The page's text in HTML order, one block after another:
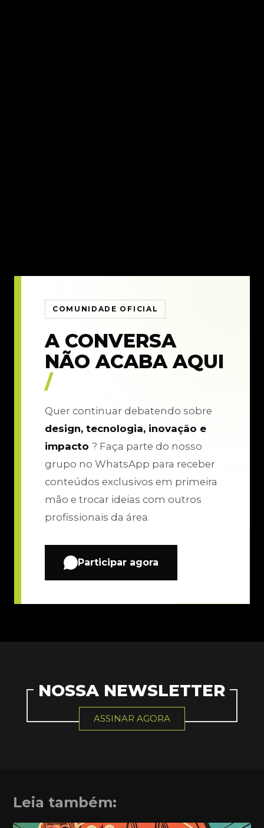
COMUNIDADE OFICIAL
A CONVERSA
NÃO ACABA AQUI
/
Quer continuar debatendo sobre
design, tecnologia, inovação e
impacto ? Faça parte do nosso
grupo no WhatsApp para receber
conteúdos exclusivos em primeira
mão e trocar ideias com outros
profissionais da área.
Participar agora
NOSSA NEWSLETTER
ASSINAR AGORA
Leia também: